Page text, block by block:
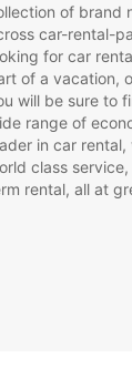
of brand
car-rental-
for car
of a vacation,
will be sure to
range of
in car
class
rental, all at